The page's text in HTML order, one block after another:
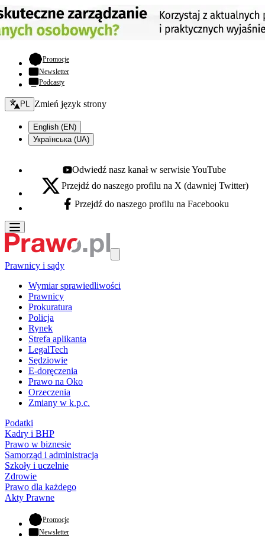
Promocje- otwiera się w nowej karcie
Newsletter
Podcasty
Zmień język - bieżący:
PL Zmień język strony
English (EN)
Українська (UA)
Youtube - otwiera się w nowej karcie
Odwiedź nasz kanał w serwisie YouTube
X - otwiera się w nowej karcie
Przejdź do naszego profilu na X (dawniej Twitter)
Facebook - otwiera się w nowej karcie
Przejdź do naszego profilu na Facebooku
Prawnicy i sądy
Wymiar sprawiedliwości
Prawnicy
Prokuratura
Policja
Rynek
Strefa aplikanta
LegalTech
Sędziowie
E-doręczenia
Prawo na Oko
Orzeczenia
Zmiany w k.p.c.
Podatki
Kadry i BHP
Prawo w biznesie
Samorząd i administracja
Szkoły i uczelnie
Zdrowie
Prawo dla każdego
Akty Prawne
Promocje- otwiera się w nowej karcie
Newsletter